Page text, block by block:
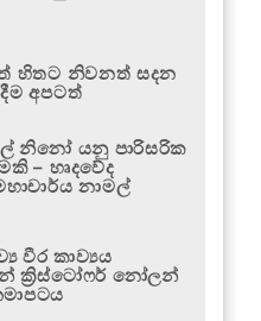
හිතට නිවනත් සදන
අපටත්
නිනෝ යනු පාරිසරික
– හෘදවේද
නාමල්
වීර කාව්‍යය
ක්‍රිස්ටෝෆර් නෝලන්